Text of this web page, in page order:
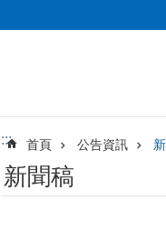
::: 首頁 公告資訊
新聞稿